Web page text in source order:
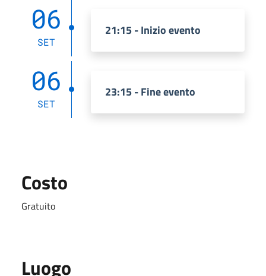
06
SET
21:15 - Inizio evento
06
SET
23:15 - Fine evento
Costo
Gratuito
Luogo